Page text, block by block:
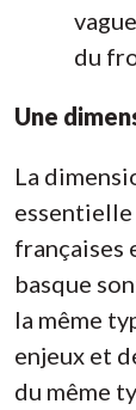
du
Une
La
essentielle
françaises
basque
la même
enjeux et
du même